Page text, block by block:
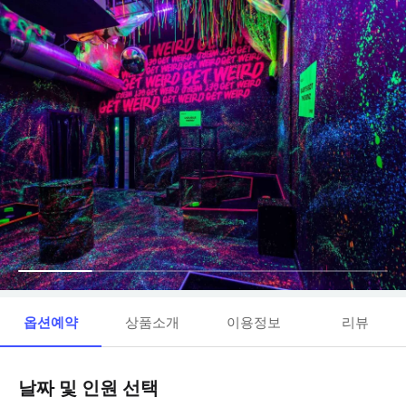
옵션예약 상품소개 이용정보 리뷰
날짜 및 인원 선택